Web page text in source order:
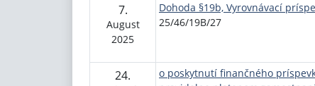
7.
August
2025
Dohoda §19b, Vyrovnávací
25/46/19B/27
24.
o poskytnutí finančného